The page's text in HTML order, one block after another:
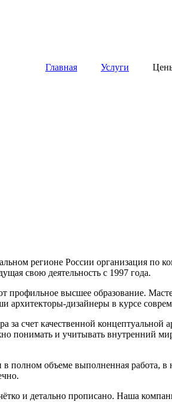
Главная Услуги
регионе России организация по
свою деятельность с 1997 года.
высшее образование.
архитекторы-дизайнеры в курсе
счет качественной концептуальной
понимать и учитывать внутренний
в полном объеме выполненная
и детально прописано. Наша